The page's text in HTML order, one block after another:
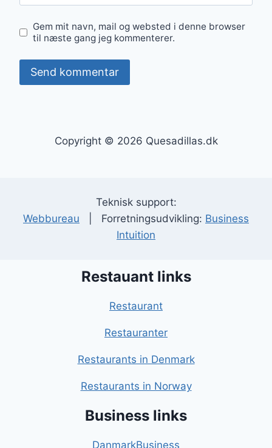
Gem mit navn, mail og websted i denne browser
til næste gang jeg kommenterer.
Copyright © 2026 Quesadillas.dk
Teknisk support:
Webbureau | Forretningsudvikling: Business
Intuition
Restauant links
Restaurant
Restauranter
Restaurants in Denmark
Restaurants in Norway
Business links
DanmarkBusiness